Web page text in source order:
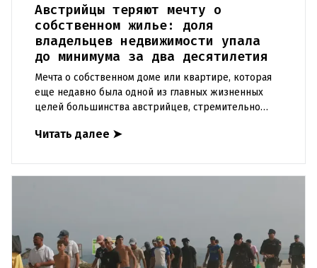
Австрийцы теряют мечту о
собственном жилье: доля
владельцев недвижимости упала
до минимума за два десятилетия
Мечта о собственном доме или квартире, которая
еще недавно была одной из главных жизненных
целей большинства австрийцев, стремительно
Wiener Städtische Versi
Читать далее ➤